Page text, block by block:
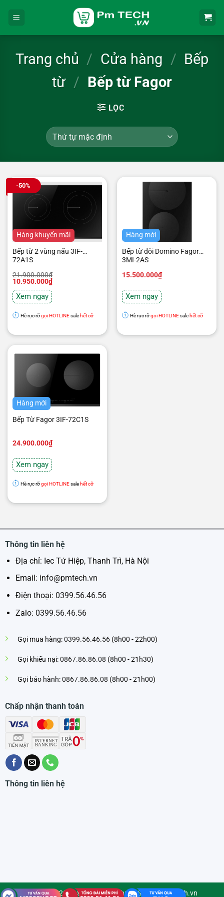
Trang chủ / Cửa hàng / Bếp
từ / Bếp từ Fagor
LỌC
-50%
Hàng khuyến mãi
Bếp từ 2 vùng nấu 3IF-
72A1S
21.900.000₫
Giá
gốc
21.900.000₫.
10.950.000₫
Giá
hiện
là:
10.950.000₫.
Xem ngay
Hè rực rỡgọi HOTLINEsale hết cỡ
Hàng mới
Bếp từ đôi Domino Fagor
3MI-2AS
15.500.000₫
Xem ngay
Hè rực rỡgọi HOTLINEsale hết cỡ
Hàng mới
Bếp Từ Fagor 3IF-72C1S
24.900.000₫
Xem ngay
Hè rực rỡgọi HOTLINEsale hết cỡ
Thông tin liên hệ
Địa chỉ: Iec Tứ Hiệp, Thanh Trì, Hà Nội
Email: info@pmtech.vn
Điện thoại: 0399.56.46.56
Zalo: 0399.56.46.56
Gọi mua hàng:0399.56.46.56(8h00 - 22h00)
Gọi khiếu nại:0867.86.86.08 (8h00 - 21h30)
Gọi bảo hành:0867.86.86.08 (8h00 - 21h00)
Chấp nhận thanh toán
Thông tin liên hệ
Copyright 2026 © Bản quyền thuộc Siêu Thị PmTech.vn